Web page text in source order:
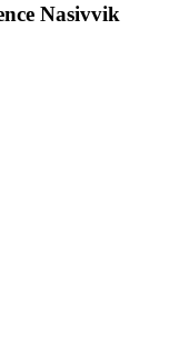
Nasivvik